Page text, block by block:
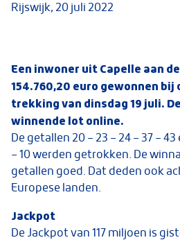
Rijswijk, 20 juli 2022
Een inwoner uit Capelle aan
154.760,20 euro gewonnen bij
trekking van dinsdag 19 juli.
winnende lot online.
De getallen 20 – 23 – 24 – 37 –
– 10 werden getrokken. De
getallen goed. Dat deden ook
Europese landen.
Jackpot
De Jackpot van 117 miljoen is